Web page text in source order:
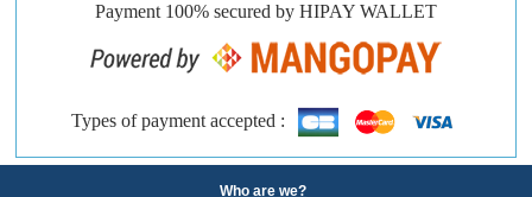
Payment 100% secured by HIPAY WALLET
Types of payment accepted :
Who are we?